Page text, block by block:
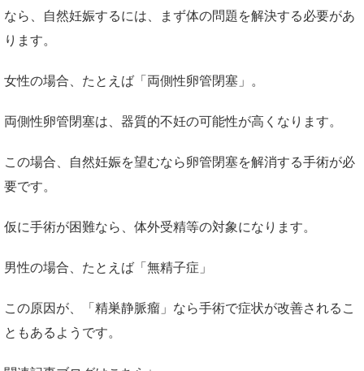
なら、自然妊娠するには、まず体の問題を解決する必要があ
ります。
女性の場合、たとえば「両側性卵管閉塞」。
両側性卵管閉塞は、器質的不妊の可能性が高くなります。
この場合、自然妊娠を望むなら卵管閉塞を解消する手術が必
要です。
仮に手術が困難なら、体外受精等の対象になります。
男性の場合、たとえば「無精子症」
この原因が、「精巣静脈瘤」なら手術で症状が改善されるこ
ともあるようです。